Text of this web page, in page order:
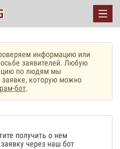
информацию или
заявителей. Любую
по людям мы
которую можно
бот.
получить о нем
через наш бот